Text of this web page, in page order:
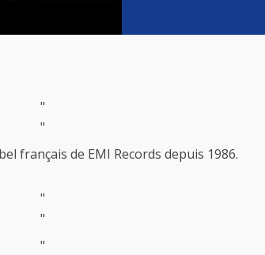
"
"
français de EMI Records depuis 1986.
"
"
"